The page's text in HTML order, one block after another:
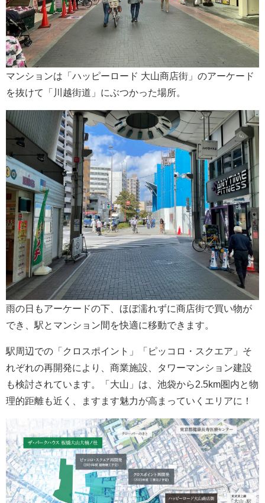
マンションは「ハッピーロード 大山商店街」のアーケード
を抜けて「川越街道」にぶつかった場所。
雨の日もアーケードの下、ほぼ濡れずに商店街で買い物が
でき、駅とマンション間を快適に移動できます。
駅周辺での「クロスポイント」「ピッコロ・スクエア」そ
れぞれの再開発により、商業施設、タワーマンション建設
も検討されています。「大山」は、池袋から2.5km圏内と物
理的距離も近く、ますます魅力が高まっていくエリアに！